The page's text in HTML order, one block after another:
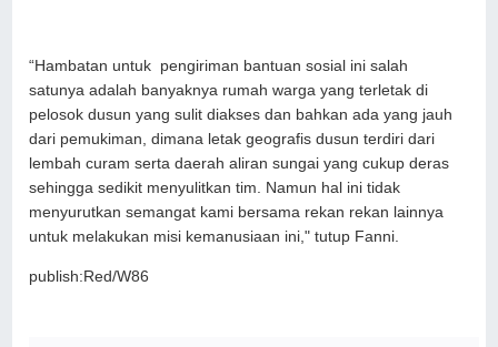
“Hambatan untuk pengiriman bantuan sosial ini salah
satunya adalah banyaknya rumah warga yang terletak di
pelosok dusun yang sulit diakses dan bahkan ada yang jauh
dari pemukiman, dimana letak geografis dusun terdiri dari
lembah curam serta daerah aliran sungai yang cukup deras
sehingga sedikit menyulitkan tim. Namun hal ini tidak
menyurutkan semangat kami bersama rekan rekan lainnya
untuk melakukan misi kemanusiaan ini," tutup Fanni.
publish:Red/W86